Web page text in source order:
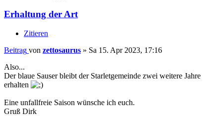
Erhaltung der Art
Zitieren
Beitrag von zettosaurus » Sa 15. Apr 2023, 17:16
Also...
Der blaue Sauser bleibt der Starletgemeinde zwei weitere Jahre
erhalten
Eine unfallfreie Saison wünsche ich euch.
Gruß Dirk